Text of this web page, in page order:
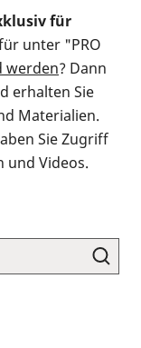
für
unter "PRO
werden? Dann
erhalten Sie
Materialien.
Sie Zugriff
und Videos.